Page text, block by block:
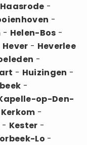
Haasrode -
-
- Helen-Bos -
Hever - Heverlee
-
- Huizingen -
-
op-Den-
Kerkom -
- Kester -
Lo -